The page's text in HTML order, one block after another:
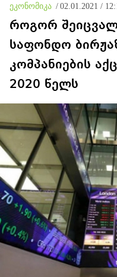
ეკონომიკა / 02.01.2021 /
როგორ
საფონდო
კომპანიების
2020 წელს